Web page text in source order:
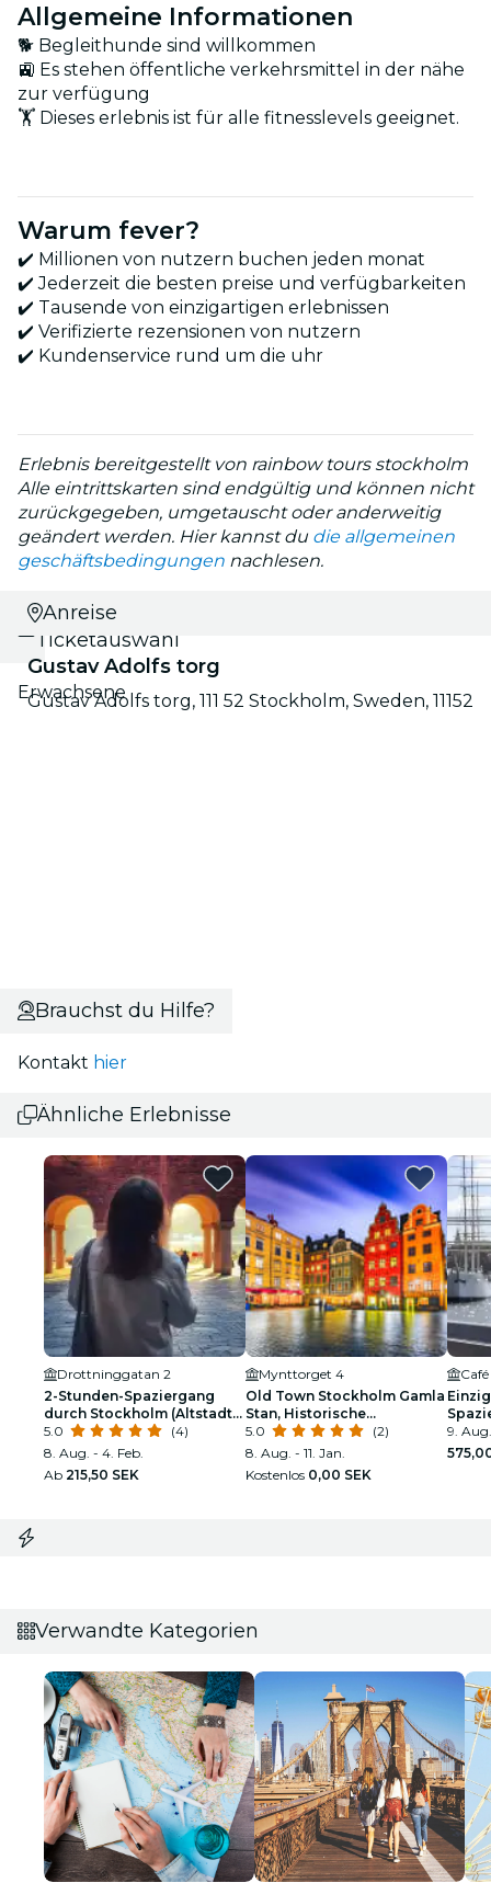
Allgemeine Informationen
🐕 Begleithunde sind willkommen
🚉 Es stehen öffentliche verkehrsmittel in der nähe
zur verfügung
🏋️ Dieses erlebnis ist für alle fitnesslevels geeignet.
Warum fever?
✔️ Millionen von nutzern buchen jeden monat
✔️ Jederzeit die besten preise und verfügbarkeiten
✔️ Tausende von einzigartigen erlebnissen
✔️ Verifizierte rezensionen von nutzern
✔️ Kundenservice rund um die uhr
Erlebnis bereitgestellt von rainbow tours stockholm
Alle eintrittskarten sind endgültig und können nicht
zurückgegeben, umgetauscht oder anderweitig
geändert werden. Hier kannst du die allgemeinen
geschäftsbedingungen nachlesen.
Datums- und
Ticketauswahl
Erwachsene
Anreise
Gustav Adolfs torg
Gustav Adolfs torg, 111 52 Stockholm, Sweden, 11152
Brauchst du Hilfe?
Kontakt hier
Ähnliche Erlebnisse
Drottninggatan 2
2-Stunden-Spaziergang
durch Stockholm (Altstadt
und Umgebung)
5.0
(4)
8. Aug. - 4. Feb.
Ab 215,50 SEK
Mynttorget 4
Old Town Stockholm Gamla
Stan, Historische
Spaziergang, kleine Gruppe
5.0
(2)
8. Aug. - 11. Jan.
Kostenlos 0,00 SEK
9.
Verwandte Kategorien